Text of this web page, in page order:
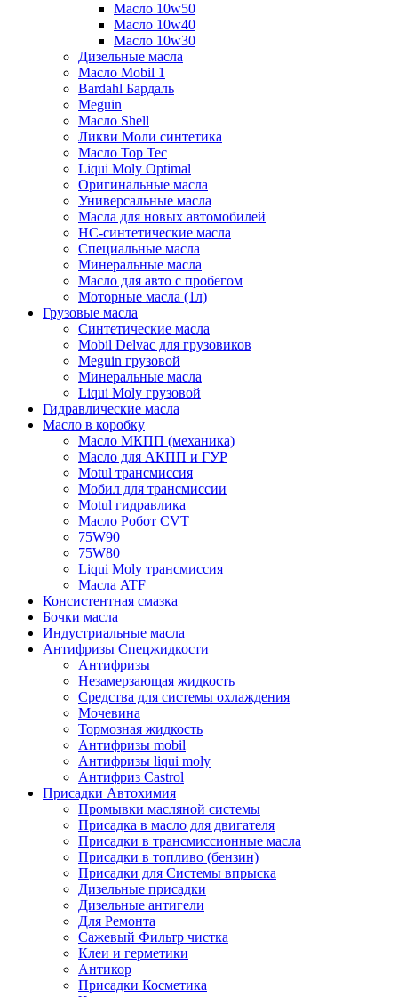
Масло 10w50
Масло 10w40
Масло 10w30
Дизельные масла
Масло Mobil 1
Bardahl Бардаль
Meguin
Масло Shell
Ликви Моли синтетика
Масло Top Tec
Liqui Moly Optimal
Оригинальные масла
Универсальные масла
Масла для новых автомобилей
HC-синтетические масла
Специальные масла
Минеральные масла
Масло для авто с пробегом
Моторные масла (1л)
Грузовые масла
Синтетические масла
Mobil Delvac для грузовиков
Meguin грузовой
Минеральные масла
Liqui Moly грузовой
Гидравлические масла
Масло в коробку
Масло МКПП (механика)
Масло для АКПП и ГУР
Motul трансмиссия
Мобил для трансмиссии
Motul гидравлика
Масло Робот CVT
75W90
75W80
Liqui Moly трансмиссия
Масла ATF
Консистентная смазка
Бочки масла
Индустриальные масла
Антифризы Спецжидкости
Антифризы
Незамерзающая жидкость
Средства для системы охлаждения
Мочевина
Тормозная жидкость
Антифризы mobil
Антифризы liqui moly
Антифриз Castrol
Присадки Автохимия
Промывки масляной системы
Присадка в масло для двигателя
Присадки в трансмиссионные масла
Присадки в топливо (бензин)
Присадки для Системы впрыска
Дизельные присадки
Дизельные антигели
Для Ремонта
Сажевый Фильтр чистка
Клеи и герметики
Антикор
Присадки Косметика